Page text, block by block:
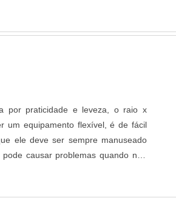
uso é de extrema importância na
raio x é muito usado em t....
um equipamento flexível, é de fácil
ele deve ser sempre manuseado
causar problemas quando não
é um equipamento muito menor
transporte, podendo....